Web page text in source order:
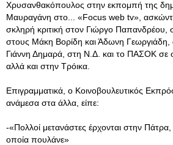
Χρυσανθακόπουλος στην εκπομπή της
Μαυραγάνη στο... «Focus web tv»,
σκληρή κριτική στον Γιώργο Παπανδρέου,
στους Μάκη Βορίδη και Άδωνη Γεωργιάδη,
Γιάννη Δημαρά, στη Ν.Δ. και το ΠΑΣΟΚ σε
αλλά και στην Τρόικα.
Επιγραμματικά, ο Κοινοβουλευτικός
ανάμεσα στα άλλα, είπε:
-«Πολλοί μετανάστες έρχονται στην
οποία πουλάνε»